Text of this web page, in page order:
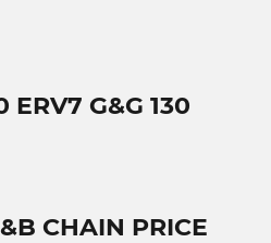
ERV7 G&G 130
CHAIN PRICE